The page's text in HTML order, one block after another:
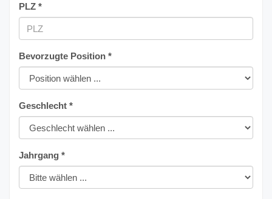
PLZ *
Bevorzugte Position *
Geschlecht *
Jahrgang *